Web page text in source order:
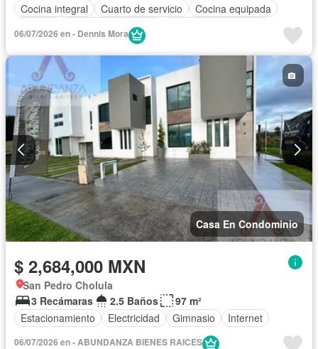
Cocina integral
Cuarto de servicio
Cocina equipada
Cuarto de Limpieza
Conserje Sin amueblar
06/07/2026 en - Dennis Mora
Casa En Condominio
$ 2,684,000 MXN
San Pedro Cholula
3 Recámaras
2.5 Baños
97 m²
Estacionamiento
Electricidad Gimnasio Internet
06/07/2026 en - ABUNDANZA BIENES RAICES